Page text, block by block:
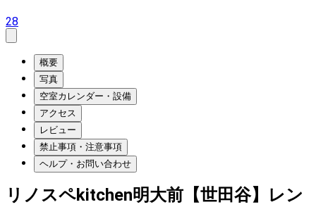
28
概要
写真
空室カレンダー・設備
アクセス
レビュー
禁止事項・注意事項
ヘルプ・お問い合わせ
リノスペkitchen明大前【世田谷】レン